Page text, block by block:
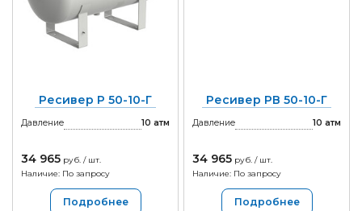
Ресивер Р 50-10-Г
Давление 10 атм
34 965 руб. / шт.
Наличие: По запросу
Подробнее
Ресивер РВ 50-10-Г
Давление 10 атм
34 965 руб. / шт.
Наличие: По запросу
Подробнее